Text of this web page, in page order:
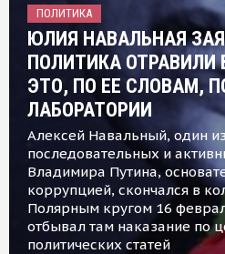
ПОЛИТИКА
ЮЛИЯ НАВАЛЬНАЯ
ПОЛИТИКА ОТРАВИЛИ
ЭТО, ПО ЕЕ СЛОВАМ,
ЛАБОРАТОРИИ
Алексей Навальный, один
последовательных и
Владимира Путина,
коррупцией, скончался в
Полярным кругом 16
отбывал там наказание по
политических статей